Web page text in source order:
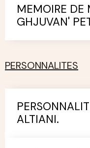
MEMOIRE DE
GHJUVAN'
PERSONNALITES
ALTIANI.